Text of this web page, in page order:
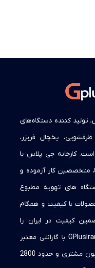
تولید کننده دستگاه‌های
یخچال فریزر،
کارخانه جی پلاس با
متخصصین کار آزموده و
های تهویه مطبوع
با کیفیت و همگام
کیفیت در ایران را
تولید می‌نماید. محصولات GPlusIran با گارانتی معتبر
گلدیران با بیش از پنج میلیون مشتری و حدود 2800